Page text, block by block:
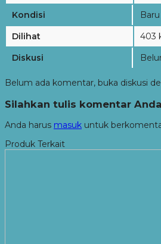
Kondisi
Baru
Dilihat
403
Diskusi
Belum ada komentar, buka diskusi
Silahkan tulis komentar Anda
Anda harus masuk untuk
Produk Terkait